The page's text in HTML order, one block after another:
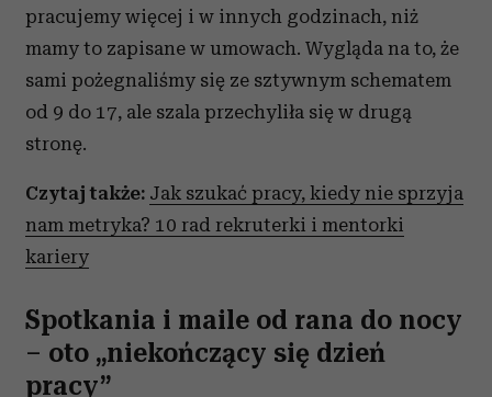
pracujemy więcej i w innych godzinach, niż
mamy to zapisane w umowach. Wygląda na to, że
sami pożegnaliśmy się ze sztywnym schematem
od 9 do 17, ale szala przechyliła się w drugą
stronę.
Czytaj także: Jak szukać pracy, kiedy nie sprzyja
nam metryka? 10 rad rekruterki i mentorki
kariery
Spotkania i maile od rana do nocy
– oto „niekończący się dzień
pracy”